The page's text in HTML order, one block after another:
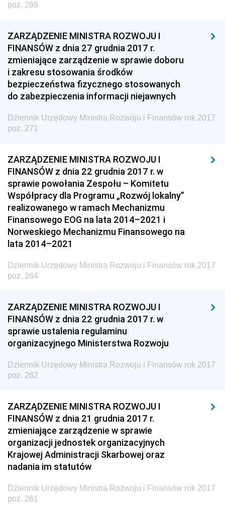
Dziennik Urzędowy Agencji Bezpieczeństwa
Wewnętrznego
Dziennik Urzędowy Urzędu Patentowego
Rzeczypospolitej Polskiej
Dziennik Urzędowy Generalnej Dyrekcji Dróg
Dziennik Urzędowy Ministra Środowiska
Dziennik Urzędowy Ministra Edukacji
Dziennik Urzędowy Ministra Nauki
Dziennik Urzędowy Ministra Przemysłu
Dziennik Urzędowy Ministra Finansów i Gospodarki
Dziennik Urzędowy Ministra do Spraw Unii
Europejskiej
Dziennik Urzędowy Agencji Wywiadu
poz. 269
ZARZĄDZENIE MINISTRA ROZWOJU I
FINANSÓW z dnia 27 grudnia 2017 r.
zmieniające zarządzenie w sprawie doboru
i zakresu stosowania środków
bezpieczeństwa fizycznego stosowanych
do zabezpieczenia informacji niejawnych
Dziennik Urzędowy Ministra Rozwoju i Finansów rok 2017
poz. 271
ZARZĄDZENIE MINISTRA ROZWOJU I
FINANSÓW z dnia 22 grudnia 2017 r. w
sprawie powołania Zespołu – Komitetu
Współpracy dla Programu „Rozwój lokalny”
realizowanego w ramach Mechanizmu
Finansowego EOG na lata 2014–2021 i
Norweskiego Mechanizmu Finansowego na
lata 2014–2021
Dziennik Urzędowy Ministra Rozwoju i Finansów rok 2017
poz. 264
ZARZĄDZENIE MINISTRA ROZWOJU I
FINANSÓW z dnia 22 grudnia 2017 r. w
sprawie ustalenia regulaminu
organizacyjnego Ministerstwa Rozwoju
Dziennik Urzędowy Ministra Rozwoju i Finansów rok 2017
poz. 262
ZARZĄDZENIE MINISTRA ROZWOJU I
FINANSÓW z dnia 21 grudnia 2017 r.
zmieniające zarządzenie w sprawie
organizacji jednostek organizacyjnych
Krajowej Administracji Skarbowej oraz
nadania im statutów
Dziennik Urzędowy Ministra Rozwoju i Finansów rok 2017
poz. 261